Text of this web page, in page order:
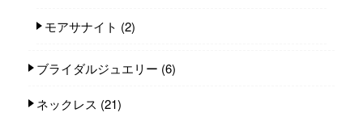
モアサナイト (2)
ブライダルジュエリー (6)
ネックレス (21)